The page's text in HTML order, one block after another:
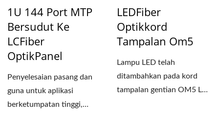
1U 144 Port MTP
Bersudut Ke
LCFiber
OptikPanel
Penyelesaian pasang dan
guna untuk aplikasi
berketumpatan tinggi,
LEDFiber
Optikkord
Tampalan Om5
Lampu LED telah
ditambahkan pada kord
tampalan gentian OM5 LC